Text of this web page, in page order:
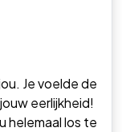
Je voelde de
eerlijkheid!
helemaal los te